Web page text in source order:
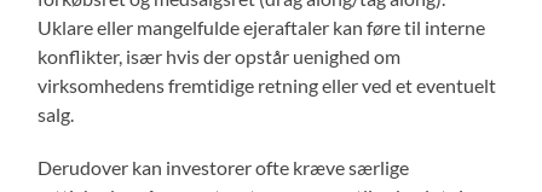
Uklare eller mangelfulde ejeraftaler kan føre til interne
konflikter, især hvis der opstår uenighed om
virksomhedens fremtidige retning eller ved et eventuelt
salg.
Derudover kan investorer ofte kræve særlige